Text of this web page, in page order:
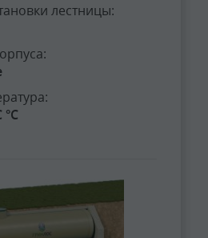
лестницы:
°C